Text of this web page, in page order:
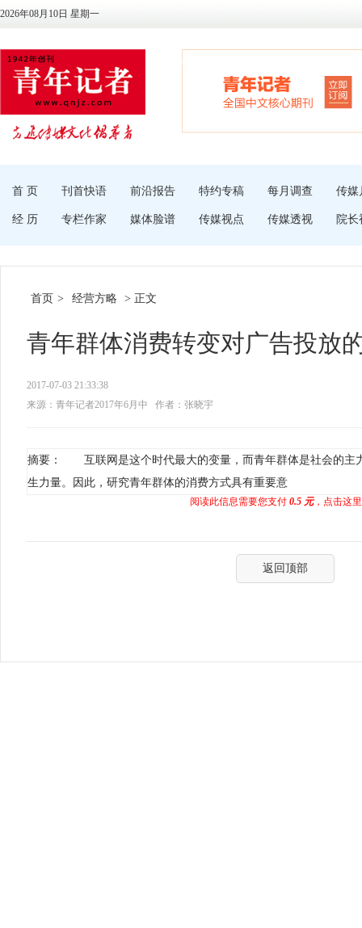
2026年08月10日 星期一
首 页 刊首快语 前沿报告 特约专稿 每月调查 传媒
经 历 专栏作家 媒体脸谱 传媒视点 传媒透视 院长
首页 > 经营方略 > 正文
青年群体消费转变对广告投放
2017-07-03 21:33:38
来源：青年记者2017年6月中
作者：张晓宇
摘要： 互联网是这个时代最大的变量，而青年群体是社会的主
生力量。因此，研究青年群体的消费方式具有重要意
阅读此信息需要您支付 0.5 元，点击这
返回顶部